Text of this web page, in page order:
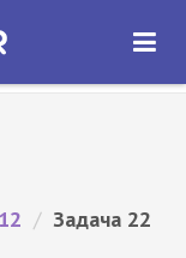
ОТКРЫТЬ
/ Задача 22